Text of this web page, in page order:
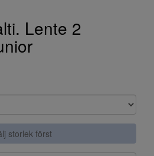
Lente 2
storlek först